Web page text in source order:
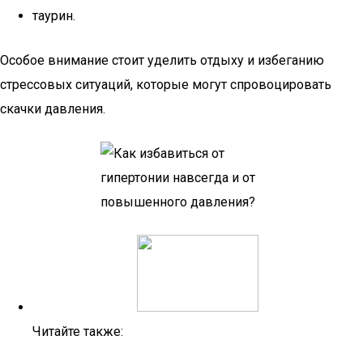
таурин.
Особое внимание стоит уделить отдыху и избеганию
стрессовых ситуаций, которые могут спровоцировать
скачки давления.
Читайте также: